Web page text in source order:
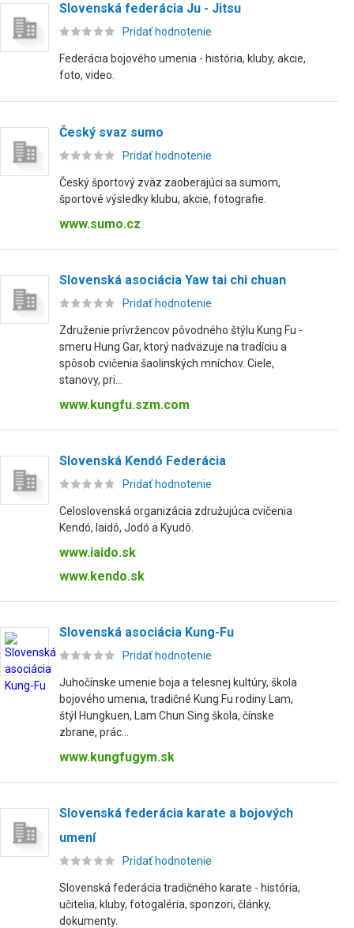
Slovenská federácia Ju - Jitsu
Pridať hodnotenie
Federácia bojového umenia - história, kluby, akcie,
foto, video.
Český svaz sumo
Pridať hodnotenie
Český športový zväz zaoberajúci sa sumom,
športové výsledky klubu, akcie, fotografie.
www.sumo.cz
Slovenská asociácia Yaw tai chi chuan
Pridať hodnotenie
Združenie prívržencov pôvodného štýlu Kung Fu -
smeru Hung Gar, ktorý nadväzuje na tradíciu a
spôsob cvičenia šaolinských mníchov. Ciele,
stanovy, pri...
www.kungfu.szm.com
Slovenská Kendó Federácia
Pridať hodnotenie
Celoslovenská organizácia združujúca cvičenia
Kendó, Iaidó, Jodó a Kyudó.
www.iaido.sk
www.kendo.sk
Slovenská asociácia Kung-Fu
Pridať hodnotenie
Juhočínske umenie boja a telesnej kultúry, škola
bojového umenia, tradičné Kung Fu rodiny Lam,
štýl Hungkuen, Lam Chun Sing škola, čínske
zbrane, prác...
www.kungfugym.sk
Slovenská federácia karate a bojových
umení
Pridať hodnotenie
Slovenská federácia tradičného karate - história,
učitelia, kluby, fotogaléria, sponzori, články,
dokumenty.